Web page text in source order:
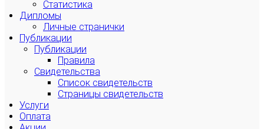
Статистика
Дипломы
Личные странички
Публикации
Публикации
Правила
Свидетельства
Список свидетельств
Страницы свидетельств
Услуги
Оплата